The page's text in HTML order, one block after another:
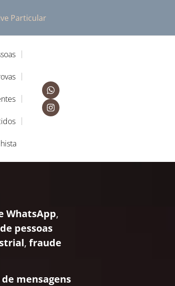
Particular
WhatsApp,
pessoas
, fraude
mensagens